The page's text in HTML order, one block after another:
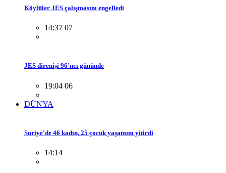
Köylüler JES çalışmasını engelledi
14:37 07
JES direnişi 96’ncı gününde
19:04 06
DÜNYA
Suriye'de 46 kadın, 25 çocuk yaşamını yitirdi
14:14